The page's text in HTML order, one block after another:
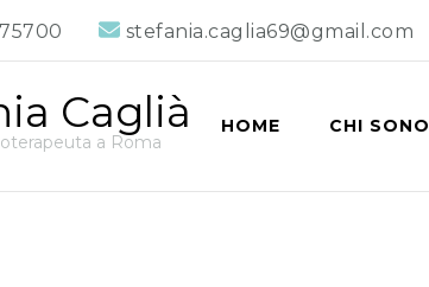
stefania.caglia69@gmail.com
Caglià
a Roma
HOME CHI SONO